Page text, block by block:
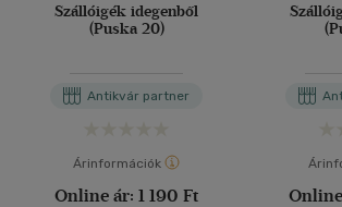
Szállóigék idegenből
(Puska 20)
Antikvár partner
Árinformációk
Online ár: 1 190 Ft